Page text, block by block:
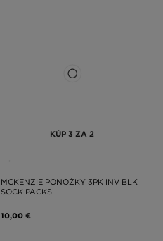
KÚP 3 ZA 2
MCKENZIE PONOŽKY 3PK INV BLK
SOCK PACKS
10,00 €